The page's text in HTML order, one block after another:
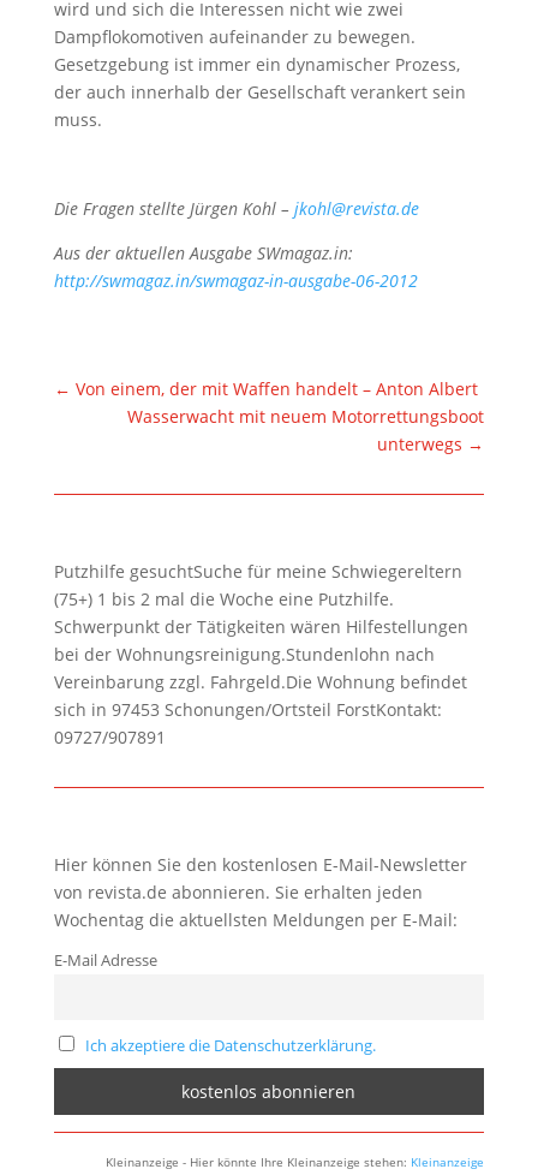
wird und sich die Interessen nicht wie zwei
Dampflokomotiven aufeinander zu bewegen.
Gesetzgebung ist immer ein dynamischer Prozess,
der auch innerhalb der Gesellschaft verankert sein
muss.
Die Fragen stellte Jürgen Kohl – jkohl@revista.de
Aus der aktuellen Ausgabe SWmagaz.in:
http://swmagaz.in/swmagaz-in-ausgabe-06-2012
← Von einem, der mit Waffen handelt – Anton Albert
Wasserwacht mit neuem Motorrettungsboot
unterwegs →
Putzhilfe gesuchtSuche für meine Schwiegereltern
(75+) 1 bis 2 mal die Woche eine Putzhilfe.
Schwerpunkt der Tätigkeiten wären Hilfestellungen
bei der Wohnungsreinigung.Stundenlohn nach
Vereinbarung zzgl. Fahrgeld.Die Wohnung befindet
sich in 97453 Schonungen/Ortsteil ForstKontakt:
09727/907891
Hier können Sie den kostenlosen E-Mail-Newsletter
von revista.de abonnieren. Sie erhalten jeden
Wochentag die aktuellsten Meldungen per E-Mail:
E-Mail Adresse
Ich akzeptiere die Datenschutzerklärung.
Kleinanzeige - Hier könnte Ihre Kleinanzeige stehen: Kleinanzeige